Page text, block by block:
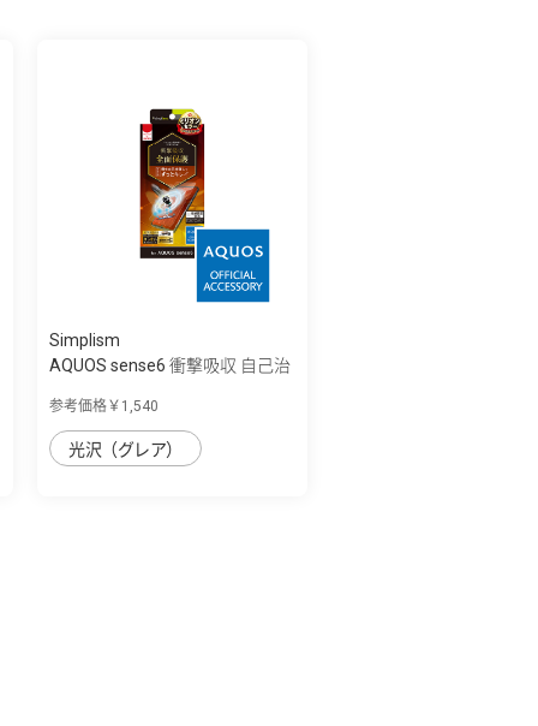
Simplism
AQUOS sense6 衝撃吸収 自己治
参考価格￥1,540
光沢（グレア）